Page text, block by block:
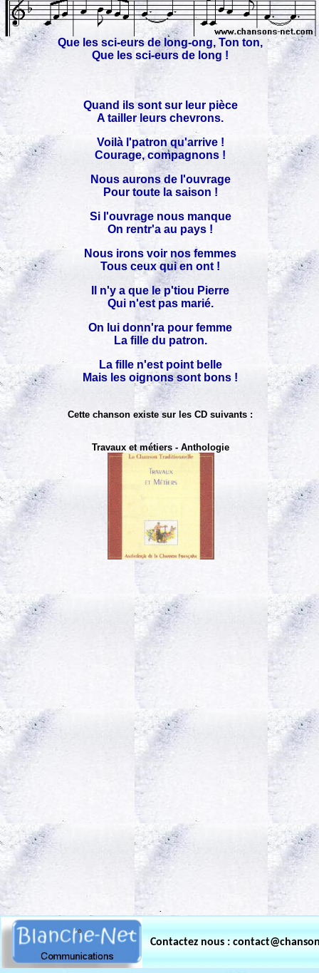
Que les sci-eurs de long-ong, Ton ton,
Que les sci-eurs de long !
Quand ils sont sur leur pièce
A tailler leurs chevrons.
Voilà l'patron qu'arrive !
Courage, compagnons !
Nous aurons de l'ouvrage
Pour toute la saison !
Si l'ouvrage nous manque
On rentr'a au pays !
Nous irons voir nos femmes
Tous ceux qui en ont !
Il n'y a que le p'tiou Pierre
Qui n'est pas marié.
On lui donn'ra pour femme
La fille du patron.
La fille n'est point belle
Mais les oignons sont bons !
Cette chanson existe sur les CD suivants :
Travaux et métiers - Anthologie
Contactez nous :